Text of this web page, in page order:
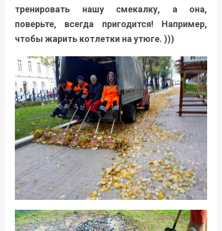
тренировать нашу смекалку, а она,
поверьте, всегда пригодится! Например,
чтобы жарить котлетки на утюге. )))